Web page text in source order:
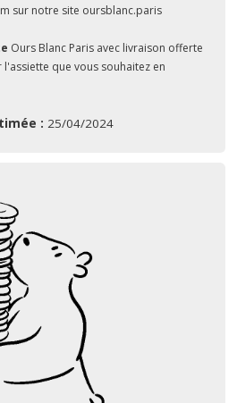
sur notre site oursblanc.paris
Ours Blanc Paris avec livraison offerte
que vous souhaitez en
: 25/04/2024